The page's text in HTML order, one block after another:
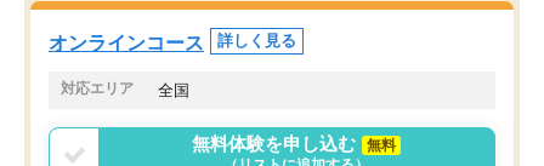
る勉強」から「目標のための勉強」へ
意識が変わったことが、目標校への合
た。自分から学ぶ姿勢を
オンラインコース 詳しく見る
対応エリア 全国
無料体験を申し込む
無料